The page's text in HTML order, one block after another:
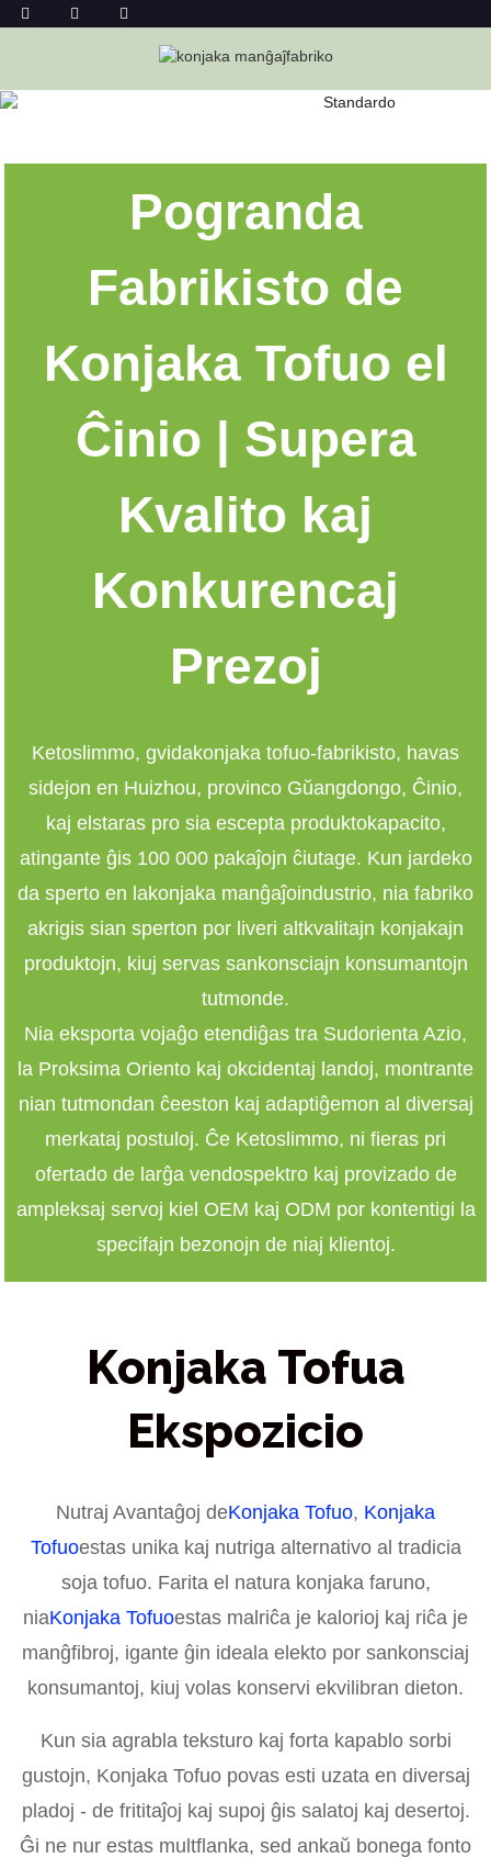
KONJAKA TOFUA PROVIZANTO
Pogranda
Fabrikisto de
Konjaka Tofuo el
Ĉinio | Supera
Kvalito kaj
Konkurencaj
Prezoj
Ketoslimmo, gvidakonjaka tofuo-fabrikisto, havas
sidejon en Huizhou, provinco Gŭangdongo, Ĉinio,
kaj elstaras pro sia escepta produktokapacito,
atingante ĝis 100 000 pakaĵojn ĉiutage. Kun jardeko
da sperto en lakonjaka manĝaĵoindustrio, nia fabriko
akrigis sian sperton por liveri altkvalitajn konjakajn
produktojn, kiuj servas sankonsciajn konsumantojn
tutmonde.
Nia eksporta vojaĝo etendiĝas tra Sudorienta Azio,
la Proksima Oriento kaj okcidentaj landoj, montrante
nian tutmondan ĉeeston kaj adaptiĝemon al diversaj
merkataj postuloj. Ĉe Ketoslimmo, ni fieras pri
ofertado de larĝa vendospektro kaj provizado de
ampleksaj servoj kiel OEM kaj ODM por kontentigi la
specifajn bezonojn de niaj klientoj.
Konjaka Tofua
Ekspozicio
Nutraj Avantaĝoj deKonjaka Tofuo, Konjaka
Tofuoestas unika kaj nutriga alternativo al tradicia
soja tofuo. Farita el natura konjaka faruno,
niaKonjaka Tofuoestas malriĉa je kalorioj kaj riĉa je
manĝfibroj, igante ĝin ideala elekto por sankonsciaj
konsumantoj, kiuj volas konservi ekvilibran dieton.
Kun sia agrabla teksturo kaj forta kapablo sorbi
gustojn, Konjaka Tofuo povas esti uzata en diversaj
pladoj - de frititaĵoj kaj supoj ĝis salatoj kaj desertoj.
Ĝi ne nur estas multflanka, sed ankaŭ bonega fonto